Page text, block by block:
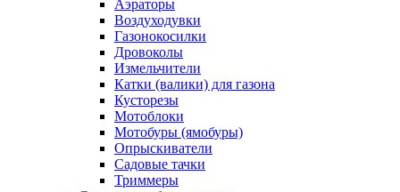
Аэраторы
Воздуходувки
Газонокосилки
Дровоколы
Измельчители
Катки (валики) для газона
Кусторезы
Мотоблоки
Мотобуры (ямобуры)
Опрыскиватели
Садовые тачки
Триммеры